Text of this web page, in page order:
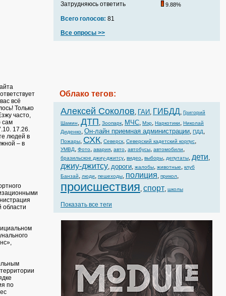
всё
Только
часто,
сам
17.26.
людей в
– в
области
по
Затрудняюсь ответить 9.88%
Всего голосов: 81
Все опросы >>
Облако тегов:
Алексей Соколов, ГАИ, ГИБДД, Григорий
Шамин, ДТП, Зоопарк, МЧС, Мэр, Наркотики, Николай
Диденко, Он-лайн приемная администрации, ПДД,
Пожары, СХК, Северск, Северский кадетский корпус,
УМВД, Фото, авария, авто, автобусы, автомобили,
бразильское джиу-джитсу, видео, выборы, депутаты, дети,
джиу-джитсу, дороги, жалобы, животные, клуб
Банзай, люди, пешеходы, полиция, прикол,
происшествия, спорт, школы
Показать все теги